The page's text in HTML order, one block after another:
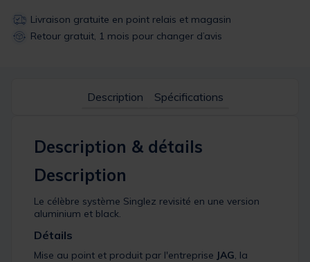
Livraison gratuite en point relais et magasin
Retour gratuit, 1 mois pour changer d’avis
Description Spécifications
Description & détails
Description
Le célèbre système Singlez revisité en une version
aluminium et black.
Détails
Mise au point et produit par l'entreprise JAG, la